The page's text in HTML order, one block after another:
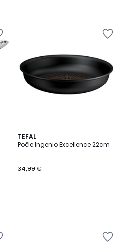
TEFAL
Poêle Ingenio Excellence 22cm
34,99 €